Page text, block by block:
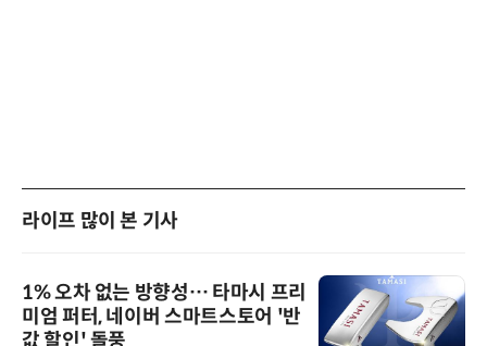
라이프 많이 본 기사
1% 오차 없는 방향성… 타마시 프리
미엄 퍼터, 네이버 스마트스토어 '반
값 할인' 돌풍